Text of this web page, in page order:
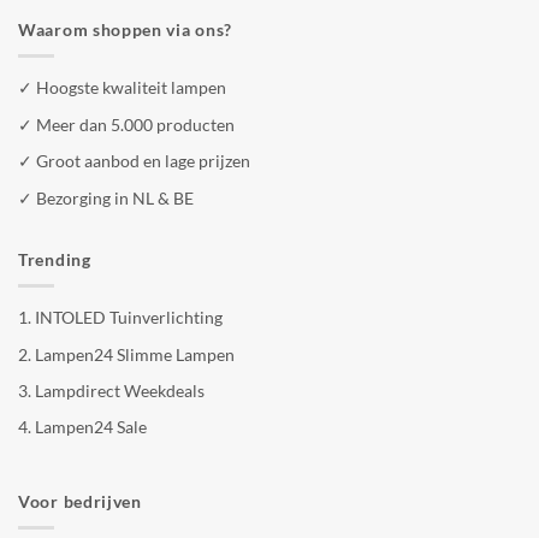
Waarom shoppen via ons?
✓ Hoogste kwaliteit lampen
✓ Meer dan 5.000 producten
✓ Groot aanbod en lage prijzen
✓ Bezorging in NL & BE
Trending
1. INTOLED Tuinverlichting
2. Lampen24 Slimme Lampen
3. Lampdirect Weekdeals
4. Lampen24 Sale
Voor bedrijven